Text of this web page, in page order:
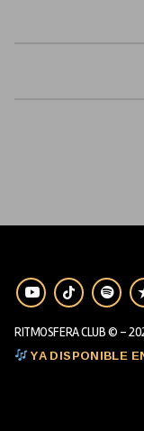
RITMOSFERA CLUB © -
YA DISPONIBLE